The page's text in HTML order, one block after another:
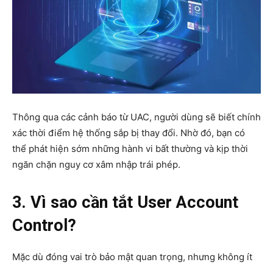
Thông qua các cảnh báo từ UAC, người dùng sẽ biết chính
xác thời điểm hệ thống sắp bị thay đổi. Nhờ đó, bạn có
thể phát hiện sớm những hành vi bất thường và kịp thời
ngăn chặn nguy cơ xâm nhập trái phép.
3. Vì sao cần tắt User Account
Control?
Mặc dù đóng vai trò bảo mật quan trọng, nhưng không ít